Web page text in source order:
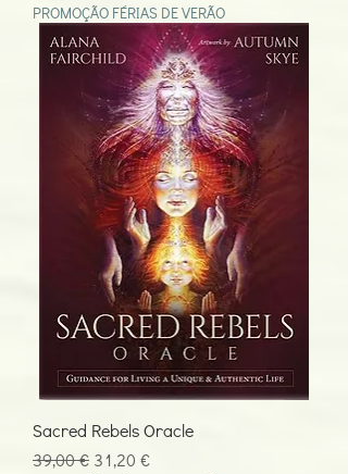
PROMOÇÃO FÉRIAS DE VERÃO
Sacred Rebels Oracle
Preço normal
39,00 € Preço promocional
31,20 €